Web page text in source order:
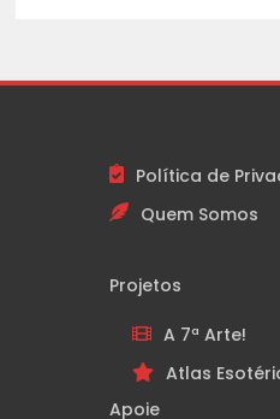
Política de
Quem Somos
Projetos
A 7ª Arte!
Atlas
Apoie